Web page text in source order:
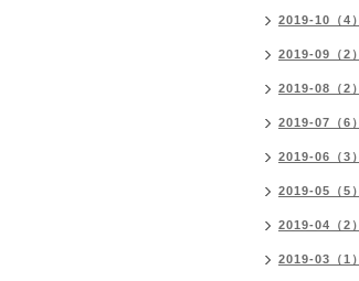
2019-10（4）
2019-09（2）
2019-08（2）
2019-07（6）
2019-06（3）
2019-05（5）
2019-04（2）
2019-03（1）